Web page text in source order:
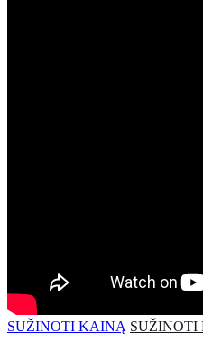
SUŽINOTI KAINĄ SUŽINOTI